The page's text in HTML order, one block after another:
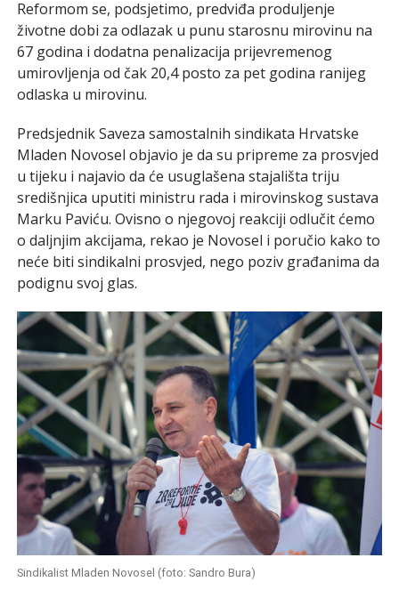
Reformom se, podsjetimo, predviđa produljenje
životne dobi za odlazak u punu starosnu mirovinu na
67 godina i dodatna penalizacija prijevremenog
umirovljenja od čak 20,4 posto za pet godina ranijeg
odlaska u mirovinu.
Predsjednik Saveza samostalnih sindikata Hrvatske
Mladen Novosel objavio je da su pripreme za prosvjed
u tijeku i najavio da će usuglašena stajališta triju
središnjica uputiti ministru rada i mirovinskog sustava
Marku Paviću. Ovisno o njegovoj reakciji odlučit ćemo
o daljnjim akcijama, rekao je Novosel i poručio kako to
neće biti sindikalni prosvjed, nego poziv građanima da
podignu svoj glas.
Sindikalist Mladen Novosel (foto: Sandro Bura)